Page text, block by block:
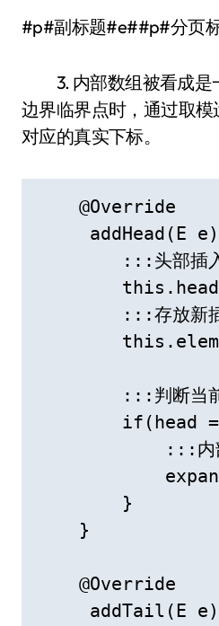
#p#副标题#e##p#分页
3. 内部数组被看成是
边界临界点时，通过取
对应的真实下标。
    @Override
addHead(E
:::头部插
:::存放新
:::判断当
if(head
:::内
        }
    }
    @Override
addTail(E